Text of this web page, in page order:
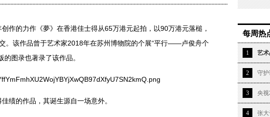
作的力作《夢》在香港佳士得从65万港元起拍，以90万港元落槌，
。该作品曾于艺术家2018年在苏州博物院的个展“平行——卢俊舟个
的图录也著录了该作品。
绩的作品，其诞生源自一场意外。
每周热
1 艺
2 守
3 央
4 张